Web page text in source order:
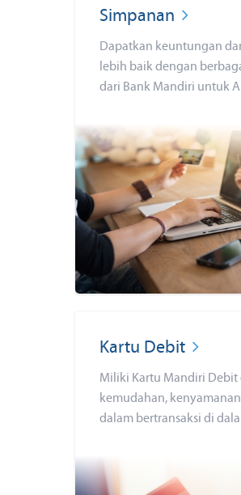
Simpanan
Dapatkan keuntungan
lebih baik dengan
dari Bank Mandiri untuk
Kartu Debit
Miliki Kartu Mandiri Debit
kemudahan,
dalam bertransaksi di